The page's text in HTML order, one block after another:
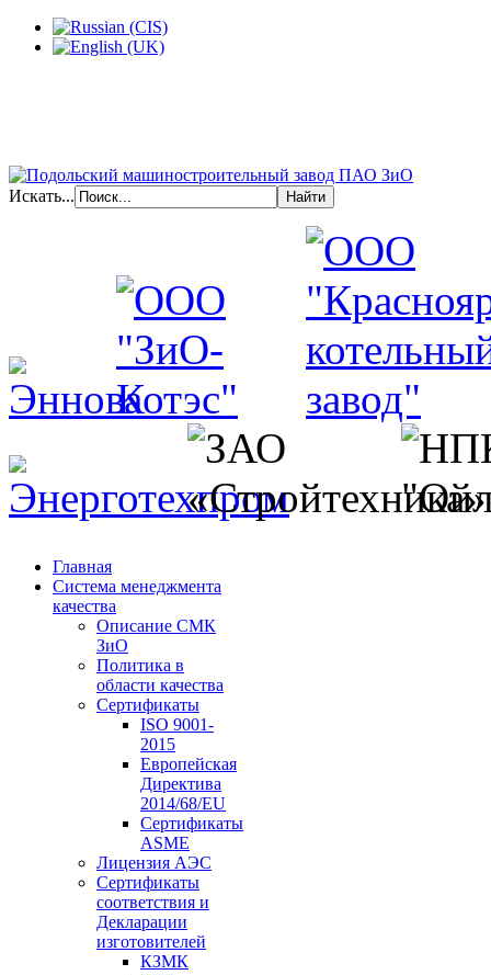
Искать...
Главная
Система менеджмента
качества
Описание СМК
ЗиО
Политика в
области качества
Сертификаты
ISO 9001-
2015
Европейская
Директива
2014/68/EU
Сертификаты
ASME
Лицензия АЭС
Сертификаты
соответствия и
Декларации
изготовителей
КЗМК